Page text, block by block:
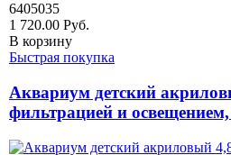
6405035
1 720.00 Руб.
В корзину
Быстрая покупка
Аквариум детский
фильтрацией и